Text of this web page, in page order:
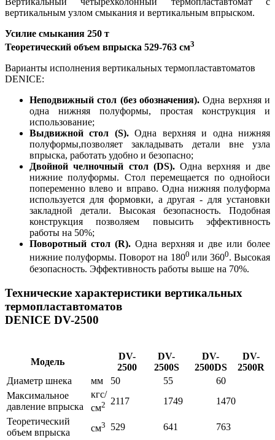
вертикальным узлом смыкания и вертикальным впрыском.
Усилие смыкания 250 т
Теоретический объем впрыска 529-763 см3
Варианты исполнения вертикальных термопластавтоматов
DENICE:
Неподвижный стол (без обозначения). Одна верхняя и
одна нижняя полуформы, простая конструкция и
использование;
Выдвижной стол (S).Одна верхняя и одна нижняя
полуформы,позволяет закладывать детали вне узла
впрыска, работать удобно и безопасно;
Двойной челночный стол (DS).Одна верхняя и две
нижние полуформы. Стол перемещается по однойоси
попеременно влево и вправо. Одна нижняя полуформа
используется для формовки, а другая - для установки
закладной детали. Высокая безопасность. Подобная
конструкция позволяем повысить эффективность
работы на 50%;
Поворотный стол (R).Одна верхняя и две или более
нижние полуформы. Поворот на 1800 или 3600. Высокая
безопасность. Эффективность работы выше на 70%.
Технические характеристики вертикальных
термопластавтоматов
DENICE DV-2500
Модель
DV-
2500
DV-
2500S
DV-
2500DS
DV-
2500R
Диаметр шнека
мм 50 55
60
Максимальное
давление впрыска
кгс/
см2 2117 1749
1470
Теоретический
объем впрыска
см3 529 641
763